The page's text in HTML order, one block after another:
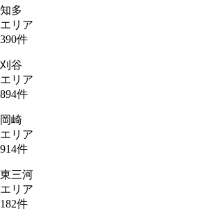
知多
エリア
390件
刈谷
エリア
894件
岡崎
エリア
914件
東三河
エリア
182件